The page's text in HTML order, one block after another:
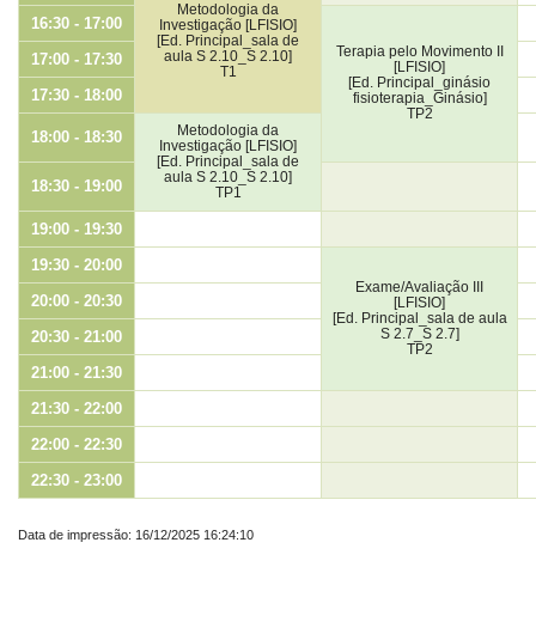
Metodologia da
Investigação [LFISIO]
[Ed. Principal_sala de
aula S 2.10_S 2.10]
T1
16:30 - 17:00
Terapia pelo Movimento II
[LFISIO]
[Ed. Principal_ginásio
fisioterapia_Ginásio]
TP2
17:00 - 17:30
17:30 - 18:00
18:00 - 18:30
Metodologia da
Investigação [LFISIO]
[Ed. Principal_sala de
aula S 2.10_S 2.10]
TP1
18:30 - 19:00
19:00 - 19:30
19:30 - 20:00
Exame/Avaliação III
[LFISIO]
[Ed. Principal_sala de aula
S 2.7_S 2.7]
TP2
20:00 - 20:30
20:30 - 21:00
21:00 - 21:30
21:30 - 22:00
22:00 - 22:30
22:30 - 23:00
Data de impressão: 16/12/2025 16:24:10